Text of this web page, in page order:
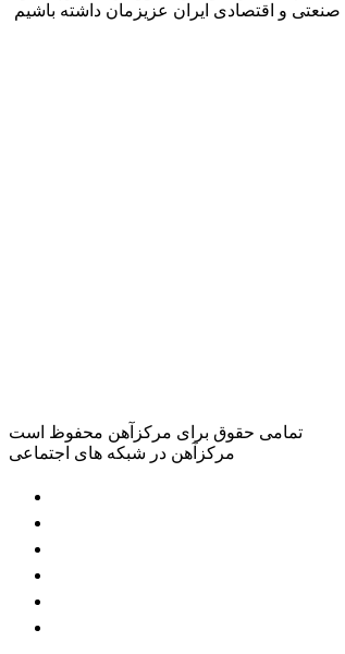
تمامی حقوق برای مرکزآهن محفوظ است
مرکزآهن در شبکه های اجتماعی